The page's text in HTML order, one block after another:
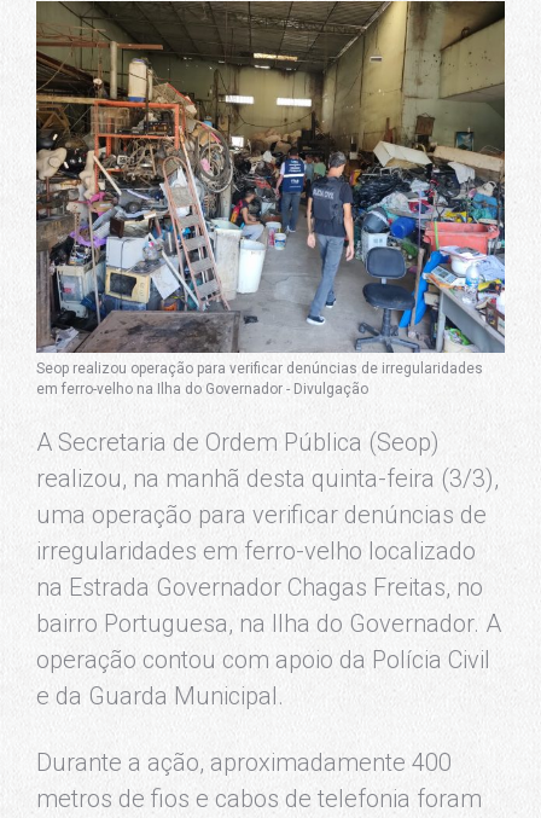
Seop realizou operação para verificar denúncias de irregularidades
em ferro-velho na Ilha do Governador - Divulgação
A Secretaria de Ordem Pública (Seop)
realizou, na manhã desta quinta-feira (3/3),
uma operação para verificar denúncias de
irregularidades em ferro-velho localizado
na Estrada Governador Chagas Freitas, no
bairro Portuguesa, na Ilha do Governador. A
operação contou com apoio da Polícia Civil
e da Guarda Municipal.
Durante a ação, aproximadamente 400
metros de fios e cabos de telefonia foram